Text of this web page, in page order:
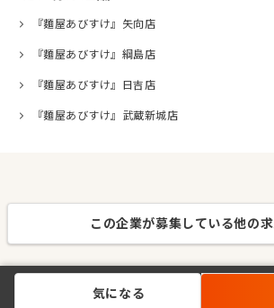
『麵屋あびすけ』矢向店
『麵屋あびすけ』綱島店
『麵屋あびすけ』日吉店
『麵屋あびすけ』武蔵新城店
この企業が募集している他の
気になる